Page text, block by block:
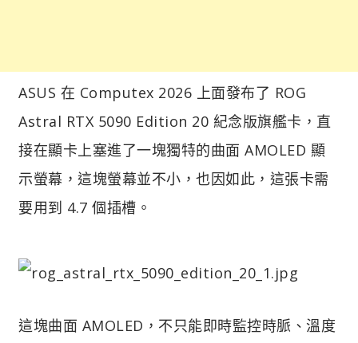
ASUS 在 Computex 2026 上面發布了 ROG
Astral RTX 5090 Edition 20 紀念版旗艦卡，直
接在顯卡上塞進了一塊獨特的曲面 AMOLED 顯
示螢幕，這塊螢幕並不小，也因如此，這張卡需
要用到 4.7 個插槽。
這塊曲面 AMOLED，不只能即時監控時脈、溫度